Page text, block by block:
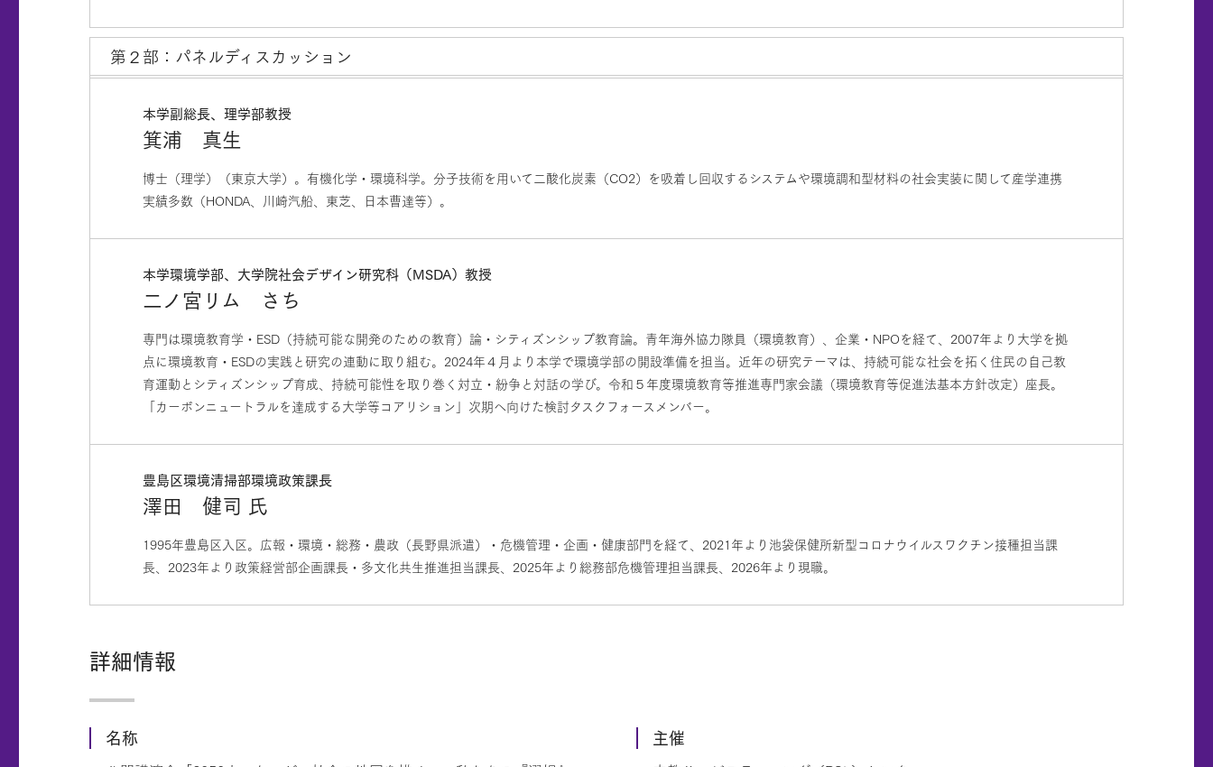
第２部：パネルディスカッション
本学副総長、理学部教授
箕浦 真生
博士（理学）（東京大学）。有機化学・環境科学。分子技術を用いて二酸化炭素（CO2）を吸着し回収するシステムや環境調和型材料の社会実装に関して産学連携
実績多数（HONDA、川崎汽船、東芝、日本曹達等）。
本学環境学部、大学院社会デザイン研究科（MSDA）教授
二ノ宮リム さち
専門は環境教育学・ESD（持続可能な開発のための教育）論・シティズンシップ教育論。青年海外協力隊員（環境教育）、企業・NPOを経て、2007年より大学を拠
点に環境教育・ESDの実践と研究の連動に取り組む。2024年４月より本学で環境学部の開設準備を担当。近年の研究テーマは、持続可能な社会を拓く住民の自己教
育運動とシティズンシップ育成、持続可能性を取り巻く対立・紛争と対話の学び。令和５年度環境教育等推進専門家会議（環境教育等促進法基本方針改定）座長。
「カーボンニュートラルを達成する大学等コアリション」次期へ向けた検討タスクフォースメンバー。
豊島区環境清掃部環境政策課長
澤田 健司 氏
1995年豊島区入区。広報・環境・総務・農政（長野県派遣）・危機管理・企画・健康部門を経て、2021年より池袋保健所新型コロナウイルスワクチン接種担当課
長、2023年より政策経営部企画課長・多文化共生推進担当課長、2025年より総務部危機管理担当課長、2026年より現職。
詳細情報
名称 主催